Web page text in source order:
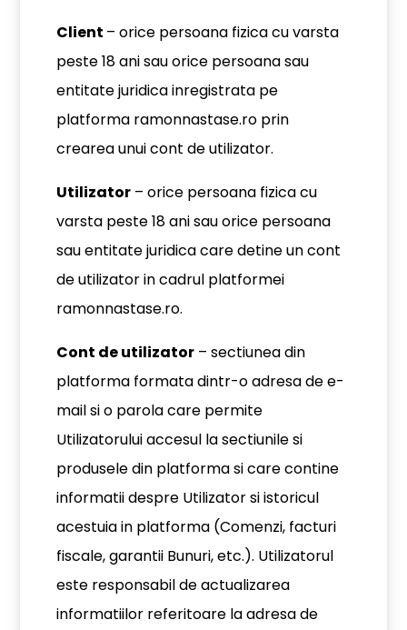
Client – orice persoana fizica cu varsta
peste 18 ani sau orice persoana sau
entitate juridica inregistrata pe
platforma ramonnastase.ro prin
crearea unui cont de utilizator.
Utilizator – orice persoana fizica cu
varsta peste 18 ani sau orice persoana
sau entitate juridica care detine un cont
de utilizator in cadrul platformei
ramonnastase.ro.
Cont de utilizator – sectiunea din
platforma formata dintr-o adresa de e-
mail si o parola care permite
Utilizatorului accesul la sectiunile si
produsele din platforma si care contine
informatii despre Utilizator si istoricul
acestuia in platforma (Comenzi, facturi
fiscale, garantii Bunuri, etc.). Utilizatorul
este responsabil de actualizarea
informatiilor referitoare la adresa de